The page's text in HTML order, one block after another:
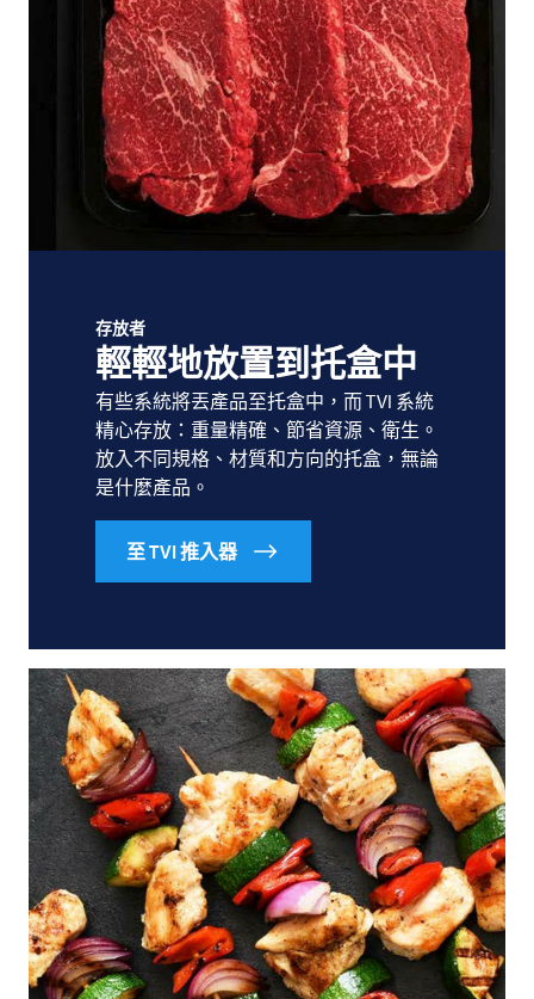
存放者
輕輕地放置到托盒中
有些系統將丟產品至托盒中，而TVI 系統
精心存放：重量精確、節省資源、衛生。
放入不同規格、材質和方向的托盒，無論
是什麼產品。
至 TVI 推入器